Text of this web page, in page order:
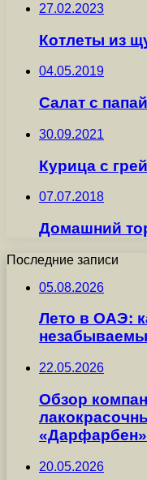
27.02.2023
Котлеты из
04.05.2019
Салат с
30.09.2021
Курица с
07.07.2018
Домашний
Последние записи
05.08.2026
Лето в ОАЭ:
22.05.2026
Обзор
«Дарфарбен»
20.05.2026